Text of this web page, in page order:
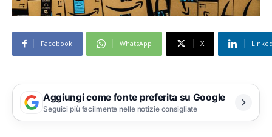
Facebook WhatsApp X
Aggiungi come fonte preferita su Google
Seguici più facilmente nelle notizie consigliate